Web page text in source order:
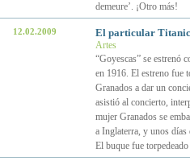
demeure’. ¡Otro más!
12.02.2009 El particular
Artes
“Goyescas” se estrenó
en 1916. El estreno fue
Granados a dar un
asistió al concierto,
mujer Granados se
a Inglaterra, y unos días
El buque fue